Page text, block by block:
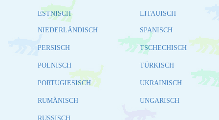
ESTNISCH LITAUISCH
NIEDERLÄNDISCH
PERSISCH
POLNISCH
PORTUGIESISCH
RUMÄNISCH
RUSSISCH
SPANISCH
TSCHECHISCH
TÜRKISCH
UKRAINISCH
UNGARISCH